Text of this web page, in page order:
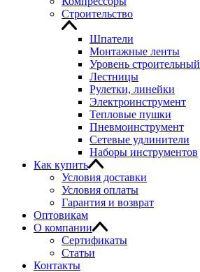
Строительство
Шпатели
Монтажные ленты
Уровень строительный
Лестницы
Рулетки, линейки
Электроинструмент
Тепловые пушки
Пневмоинструмент
Сетевые удлинители
Наборы инструментов
Как купить
Условия доставки
Условия оплаты
Гарантия и возврат
Оптовикам
О компании
Сертификаты
Статьи
Контакты